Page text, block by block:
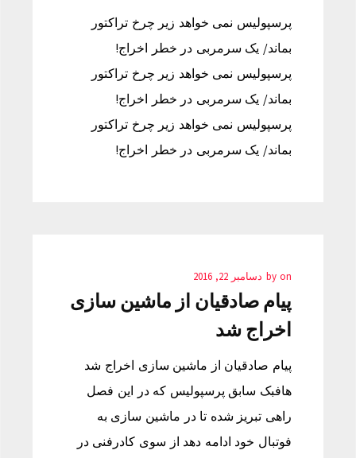
پرسپولیس نمی خواهد زیر چرخ تراکتور
بماند/ یک سرمربی در خطر اخراج!
پرسپولیس نمی خواهد زیر چرخ تراکتور
بماند/ یک سرمربی در خطر اخراج!
پرسپولیس نمی خواهد زیر چرخ تراکتور
بماند/ یک سرمربی در خطر اخراج!
by on دسامبر 22, 2016
پیام صادقیان از ماشین سازی
اخراج شد
پیام صادقیان از ماشین سازی اخراج شد
هافبک سابق پرسپولیس که در این فصل
راهی تبریز شده تا در ماشین سازی به
فوتبال خود ادامه دهد از سوی کادرفنی در